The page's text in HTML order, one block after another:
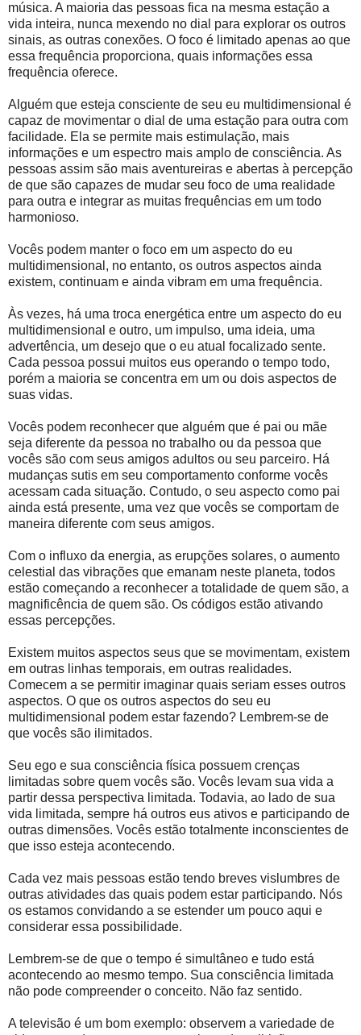
música. A maioria das pessoas fica na mesma estação a
vida inteira, nunca mexendo no dial para explorar os outros
sinais, as outras conexões. O foco é limitado apenas ao que
essa frequência proporciona, quais informações essa
frequência oferece.
Alguém que esteja consciente de seu eu multidimensional é
capaz de movimentar o dial de uma estação para outra com
facilidade. Ela se permite mais estimulação, mais
informações e um espectro mais amplo de consciência. As
pessoas assim são mais aventureiras e abertas à percepção
de que são capazes de mudar seu foco de uma realidade
para outra e integrar as muitas frequências em um todo
harmonioso.
Vocês podem manter o foco em um aspecto do eu
multidimensional, no entanto, os outros aspectos ainda
existem, continuam e ainda vibram em uma frequência.
Às vezes, há uma troca energética entre um aspecto do eu
multidimensional e outro, um impulso, uma ideia, uma
advertência, um desejo que o eu atual focalizado sente.
Cada pessoa possui muitos eus operando o tempo todo,
porém a maioria se concentra em um ou dois aspectos de
suas vidas.
Vocês podem reconhecer que alguém que é pai ou mãe
seja diferente da pessoa no trabalho ou da pessoa que
vocês são com seus amigos adultos ou seu parceiro. Há
mudanças sutis em seu comportamento conforme vocês
acessam cada situação. Contudo, o seu aspecto como pai
ainda está presente, uma vez que vocês se comportam de
maneira diferente com seus amigos.
Com o influxo da energia, as erupções solares, o aumento
celestial das vibrações que emanam neste planeta, todos
estão começando a reconhecer a totalidade de quem são, a
magnificência de quem são. Os códigos estão ativando
essas percepções.
Existem muitos aspectos seus que se movimentam, existem
em outras linhas temporais, em outras realidades.
Comecem a se permitir imaginar quais seriam esses outros
aspectos. O que os outros aspectos do seu eu
multidimensional podem estar fazendo? Lembrem-se de
que vocês são ilimitados.
Seu ego e sua consciência física possuem crenças
limitadas sobre quem vocês são. Vocês levam sua vida a
partir dessa perspectiva limitada. Todavia, ao lado de sua
vida limitada, sempre há outros eus ativos e participando de
outras dimensões. Vocês estão totalmente inconscientes de
que isso esteja acontecendo.
Cada vez mais pessoas estão tendo breves vislumbres de
outras atividades das quais podem estar participando. Nós
os estamos convidando a se estender um pouco aqui e
considerar essa possibilidade.
Lembrem-se de que o tempo é simultâneo e tudo está
acontecendo ao mesmo tempo. Sua consciência limitada
não pode compreender o conceito. Não faz sentido.
A televisão é um bom exemplo: observem a variedade de